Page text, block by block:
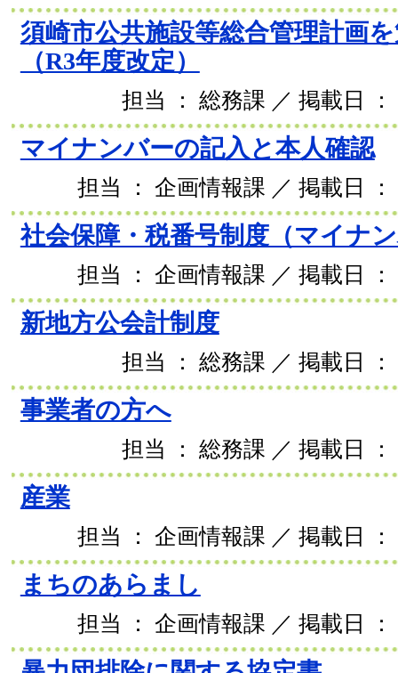
須崎市公共施設等総合管理計画
（R3年度改定）
担当 ： 総務課 ／ 掲載日
マイナンバーの記入と本人確認
担当 ： 企画情報課 ／ 掲載日 ：
社会保障・税番号制度（マイナ
担当 ： 企画情報課 ／ 掲載日 ：
新地方公会計制度
担当 ： 総務課 ／ 掲載日
事業者の方へ
担当 ： 総務課 ／ 掲載日
産業
担当 ： 企画情報課 ／ 掲載日 ：
まちのあらまし
担当 ： 企画情報課 ／ 掲載日 ：